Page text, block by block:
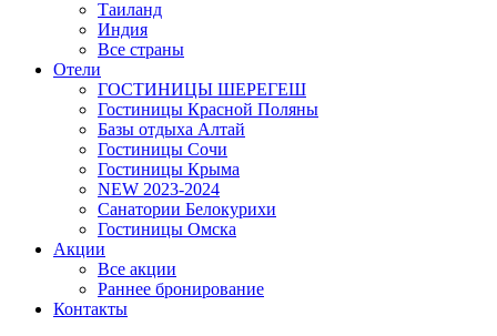
Таиланд
Индия
Все страны
Отели
ГОСТИНИЦЫ ШЕРЕГЕШ
Гостиницы Красной Поляны
Базы отдыха Алтай
Гостиницы Сочи
Гостиницы Крыма
NEW 2023-2024
Санатории Белокурихи
Гостиницы Омска
Акции
Все акции
Раннее бронирование
Контакты